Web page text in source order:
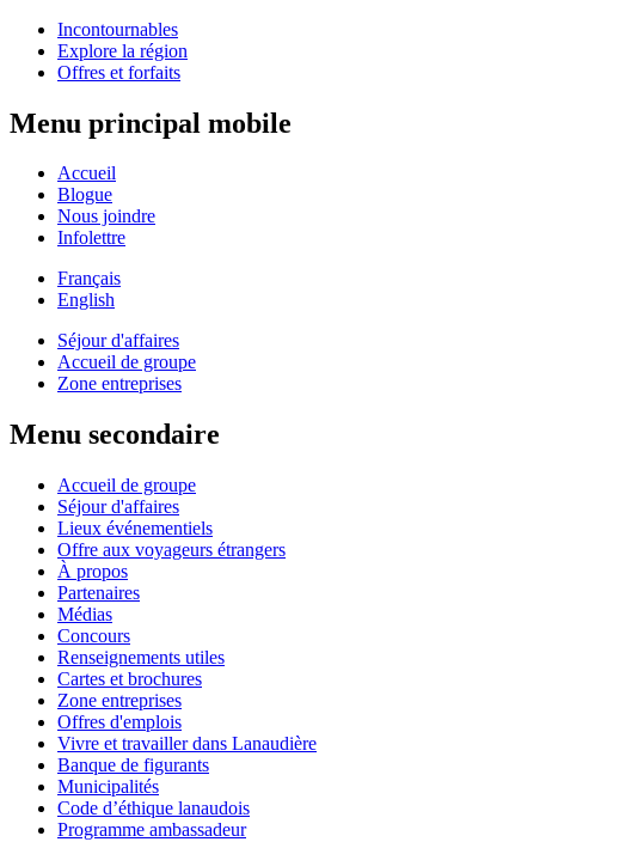
Incontournables
Explore la région
Offres et forfaits
Menu principal mobile
Accueil
Blogue
Nous joindre
Infolettre
Français
English
Séjour d'affaires
Accueil de groupe
Zone entreprises
Menu secondaire
Accueil de groupe
Séjour d'affaires
Lieux événementiels
Offre aux voyageurs étrangers
À propos
Partenaires
Médias
Concours
Renseignements utiles
Cartes et brochures
Zone entreprises
Offres d'emplois
Vivre et travailler dans Lanaudière
Banque de figurants
Municipalités
Code d’éthique lanaudois
Programme ambassadeur